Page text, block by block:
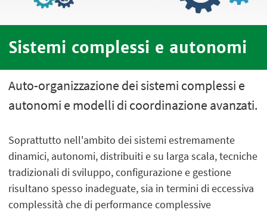
Sistemi complessi e autonomi
Auto-organizzazione dei sistemi complessi e
autonomi e modelli di coordinazione avanzati.
Soprattutto nell'ambito dei sistemi estremamente
dinamici, autonomi, distribuiti e su larga scala, tecniche
tradizionali di sviluppo, configurazione e gestione
risultano spesso inadeguate, sia in termini di eccessiva
complessità che di performance complessive